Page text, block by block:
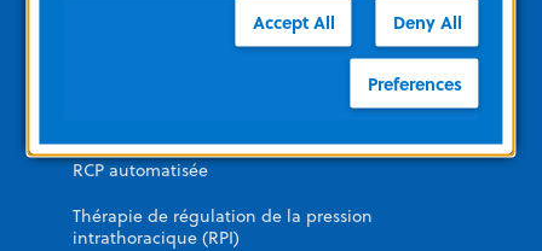
Catégories de produits
RCP automatisée
Thérapie de régulation de la pression
intrathoracique (RPI)
Accept All Deny All
Preferences